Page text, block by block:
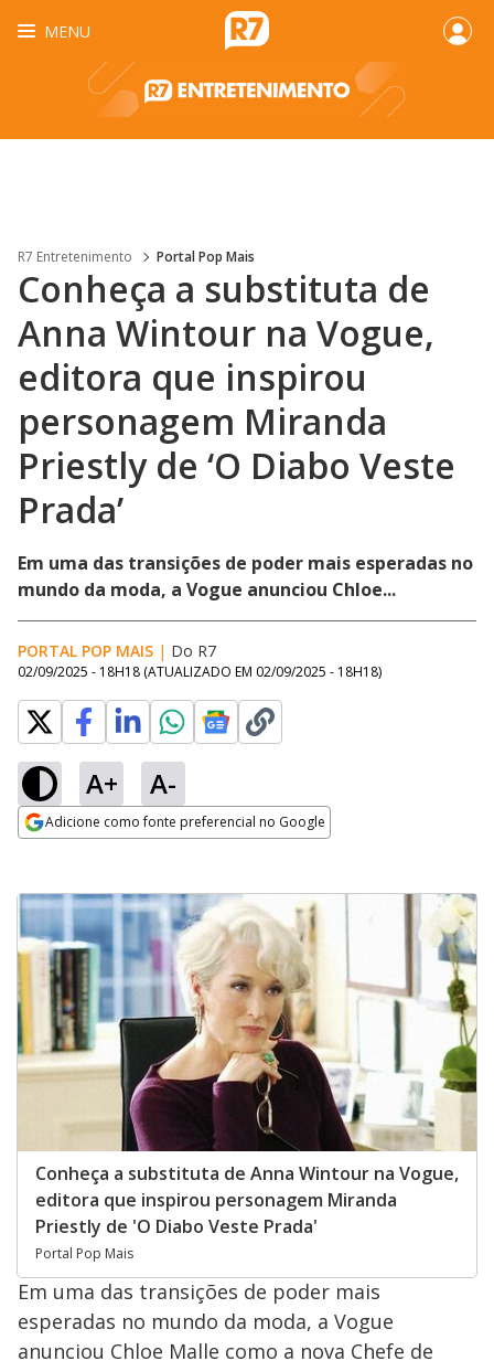
MENU
R7 Entretenimento Portal Pop Mais
Conheça a substituta de
Anna Wintour na Vogue,
editora que inspirou
personagem Miranda
Priestly de ‘O Diabo Veste
Prada’
Em uma das transições de poder mais esperadas no
mundo da moda, a Vogue anunciou Chloe...
PORTAL POP MAIS | Do R7
02/09/2025 - 18H18 (ATUALIZADO EM 02/09/2025 - 18H18)
A+ A-
Adicione como fonte preferencial no Google
Conheça a substituta de Anna Wintour na Vogue,
editora que inspirou personagem Miranda
Priestly de 'O Diabo Veste Prada'
Portal Pop Mais
Em uma das transições de poder mais
esperadas no mundo da moda, a Vogue
anunciou Chloe Malle como a nova Chefe de